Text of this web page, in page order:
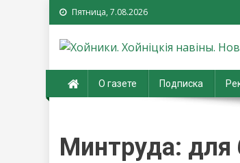
Пятница, 7.08.2026
Хойники.
О газете Подписка
Минтруда: для